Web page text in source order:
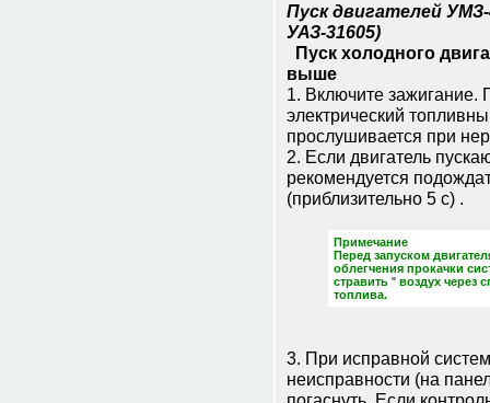
Пуск двигателей УМЗ-
УАЗ-31605)
Пуск холодного
выше
1. Включите зажигание.
электрический
прослушивается при
2. Если двигатель
рекомендуется
(приблизительно 5 с) .
Примечание
Перед запуском
облегчения прокачки
стравить " воздух через
топлива.
3. При исправной
неисправности (на